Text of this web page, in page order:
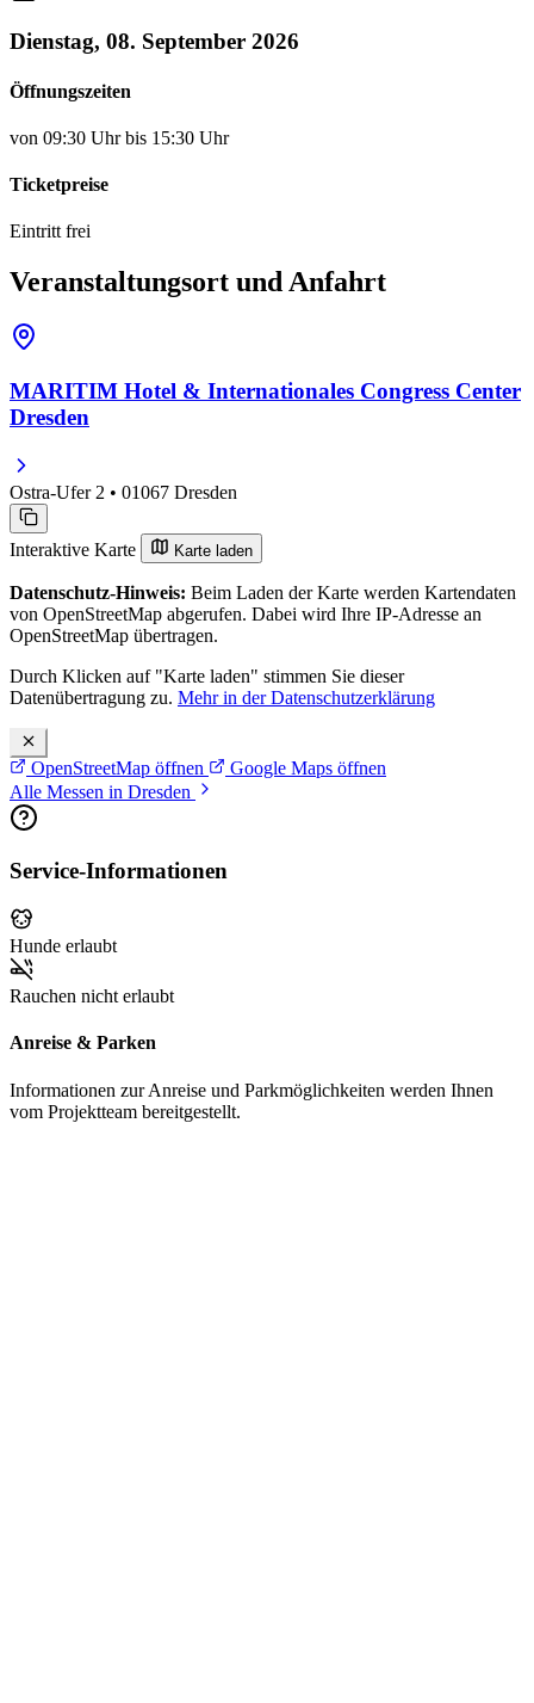
Dienstag, 08. September 2026
Öffnungszeiten
von 09:30 Uhr bis 15:30 Uhr
Ticketpreise
Eintritt frei
Veranstaltungsort und Anfahrt
MARITIM Hotel & Internationales Congress Center
Dresden
Ostra-Ufer 2 • 01067 Dresden
Interaktive Karte Karte laden
Datenschutz-Hinweis: Beim Laden der Karte werden Kartendaten
von OpenStreetMap abgerufen. Dabei wird Ihre IP-Adresse an
OpenStreetMap übertragen.
Durch Klicken auf "Karte laden" stimmen Sie dieser
Datenübertragung zu. Mehr in der Datenschutzerklärung
OpenStreetMap öffnen
Google Maps öffnen
Alle Messen in Dresden
Service-Informationen
Hunde erlaubt
Rauchen nicht erlaubt
Anreise & Parken
Informationen zur Anreise und Parkmöglichkeiten werden Ihnen
vom Projektteam bereitgestellt.